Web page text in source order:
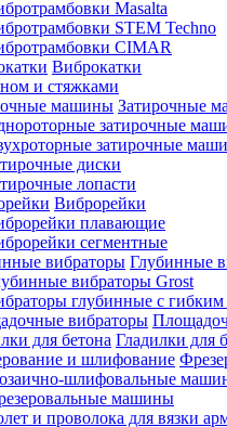
Masalta
STEM Techno
CIMAR
Виброкатки
и стяжками
Затирочные
затирочные
затирочные
диски
лопасти
Виброрейки
плавающие
сегментные
Глубинные
вибраторы Grost
глубинные с гибким
Гладилки для
шлифовальные
машины